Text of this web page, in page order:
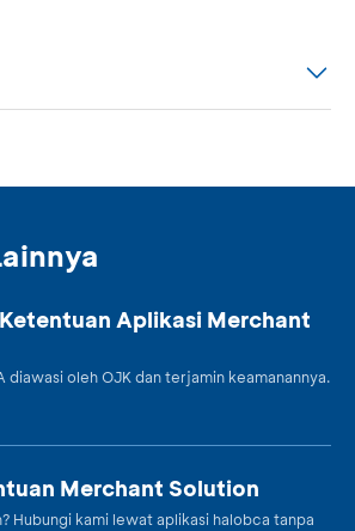
Aplikasi Merchant
diawasi oleh OJK dan terjamin keamanannya.
Merchant Solution
Hubungi kami lewat aplikasi halobca tanpa